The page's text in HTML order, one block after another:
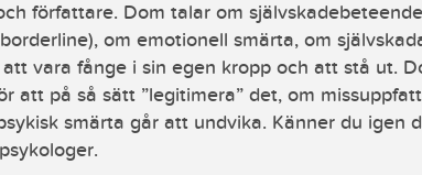
författare. Dom talar om
om emotionell smärta, om
vara fånge i sin egen kropp och att stå ut.
att på så sätt ”legitimera” det, om
smärta går att undvika. Känner du igen